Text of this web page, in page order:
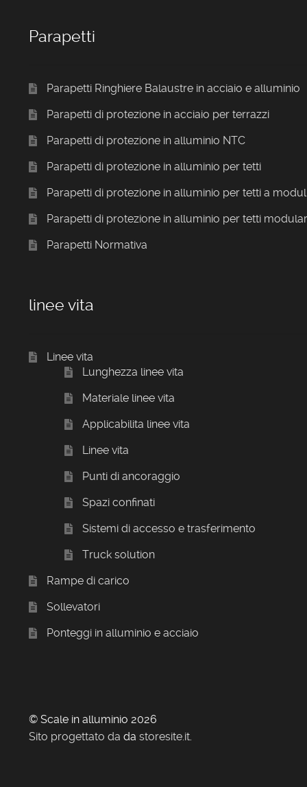
Parapetti
Parapetti Ringhiere Balaustre in acciaio e alluminio
Parapetti di protezione in acciaio per terrazzi
Parapetti di protezione in alluminio NTC
Parapetti di protezione in alluminio per tetti
Parapetti di protezione in alluminio per tetti a
Parapetti di protezione in alluminio per tetti
Parapetti Normativa
linee vita
Linee vita
Lunghezza linee vita
Materiale linee vita
Applicabilita linee vita
Linee vita
Punti di ancoraggio
Spazi confinati
Sistemi di accesso e trasferimento
Truck solution
Rampe di carico
Sollevatori
Ponteggi in alluminio e acciaio
© Scale in alluminio 2026
Sito progettato da da storesite.it.